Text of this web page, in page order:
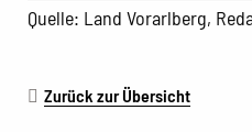
Quelle: Land Vorarlberg,
Zurück zur Übersicht